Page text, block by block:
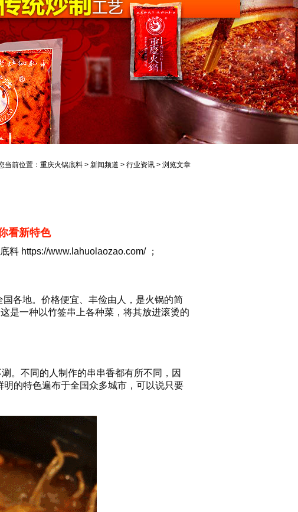
当前位置： 重庆火锅底料 > 新闻频道 > 行业资讯 > 浏览文章
看新特色
料 https://www.lahuolaozao.com/ ；
各地。价格便宜、丰俭由人，是火锅的简
是一种以竹签串上各种菜，将其放进滚烫的
不同的人制作的串串香都有所不同，因
的特色遍布于全国众多城市，可以说只要